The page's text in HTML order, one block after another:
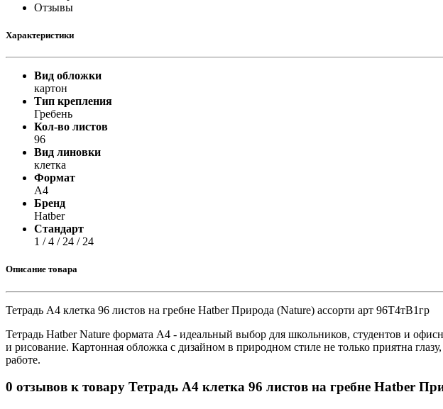
Отзывы
Характеристики
Вид обложки
картон
Тип крепления
Гребень
Кол-во листов
96
Вид линовки
клетка
Формат
A4
Бренд
Hatber
Стандарт
1 / 4 / 24 / 24
Описание товара
Тетрадь А4 клетка 96 листов на гребне Hatber Природа (Nature) ассорти арт 96Т4тВ1гр
Тетрадь Hatber Nature формата А4 - идеальный выбор для школьников, студентов и
и рисование. Картонная обложка с дизайном в природном стиле не только приятна
работе.
0 отзывов к товару Тетрадь А4 клетка 96 листов на гребне Hatber